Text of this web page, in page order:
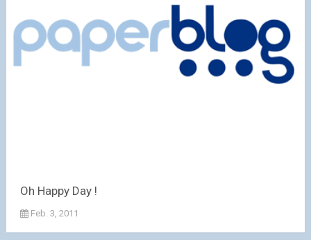
Oh Happy Day !
Feb. 3, 2011